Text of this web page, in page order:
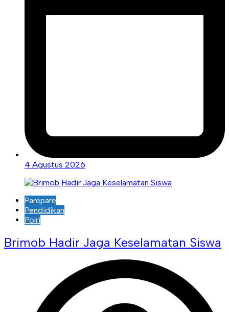
4 Agustus 2026
Parepare
Pendidikan
Polri
Brimob Hadir Jaga Keselamatan Siswa